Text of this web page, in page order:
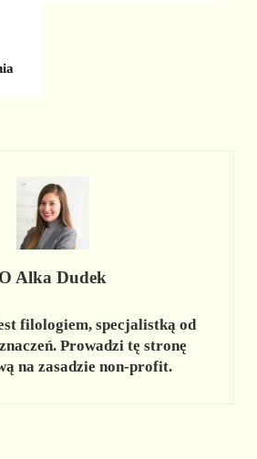
O Alka Dudek
filologiem, specjalistką od
Prowadzi tę stronę
na zasadzie non-profit.